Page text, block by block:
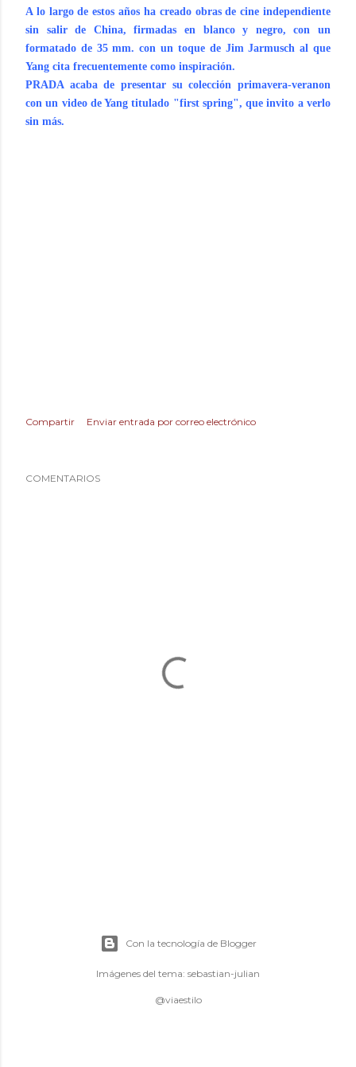
A lo largo de estos años ha creado obras de cine independiente
sin salir de China, firmadas en blanco y negro, con un
formatado de 35 mm. con un toque de Jim Jarmusch al que
Yang cita frecuentemente como inspiración.
PRADA acaba de presentar su colección primavera-veranon
con un video de Yang titulado "first spring", que invito a verlo
sin más.
Compartir Enviar entrada por correo electrónico
COMENTARIOS
Con la tecnología de Blogger
Imágenes del tema: sebastian-julian
@viaestilo